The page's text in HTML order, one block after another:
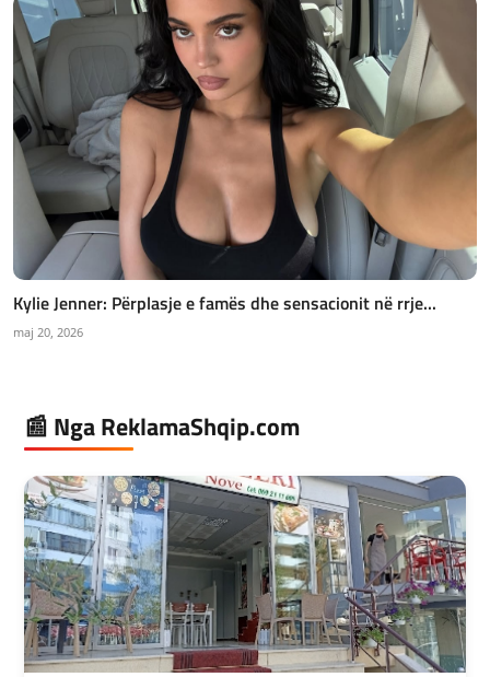
Kylie Jenner: Përplasje e famës dhe sensacionit në rrje...
maj 20, 2026
📰 Nga ReklamaShqip.com